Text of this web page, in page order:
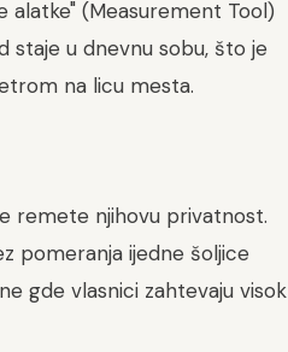
alatke" (Measurement Tool)
staje u dnevnu sobu, što je
na licu mesta.
remete njihovu privatnost.
pomeranja ijedne šoljice
gde vlasnici zahtevaju visok